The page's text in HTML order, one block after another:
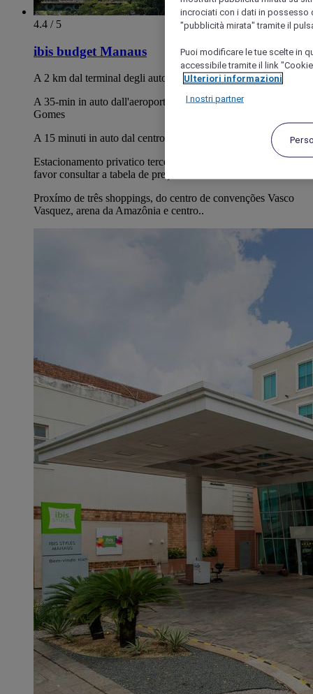
4.4 / 5
ibis budget Manaus
A 2 km dal terminal degli autobus di Manaus
A 35-min in auto dall'aeroporto internazionale Eduardo
Gomes
A 15 minuti in auto dal centro di Manaus
Estacionamento privatico terceirizado, com vagas cobertas,
favor consultar a tabela de preço..
Proxímo de três shoppings, do centro de convenções Vasco
Vasquez, arena da Amazônia e centro..
incrociati con i dati in possesso
"pubblicità mirata" tramite il
Puoi modificare le tue scelte in
accessibile tramite il link
Ulteriori informazioni
I nostri partner